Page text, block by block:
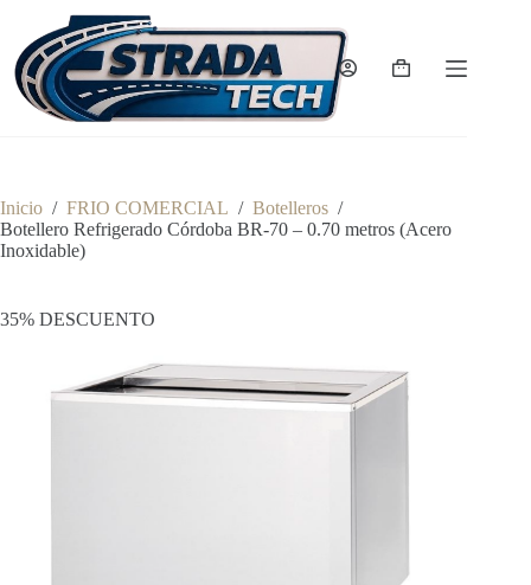
contenido
Carro
Inicio / FRIO COMERCIAL / Botelleros /
Botellero Refrigerado Córdoba BR-70 – 0.70 metros (Acero
Inoxidable)
35% DESCUENTO